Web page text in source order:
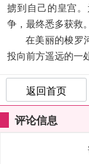
掳到自己的皇宫
争，最终悉多获救。
在美丽的梭罗
投向前方遥远的一
返回首页
评论信息